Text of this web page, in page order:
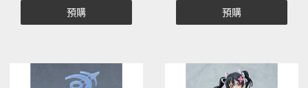
預購 預購